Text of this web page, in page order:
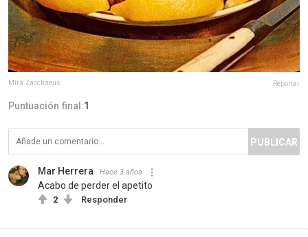
Mira Zacchaeus Reportar
Puntuación final:1
PUBLICAR
Mar Herrera Hace 3 años
Acabo de perder el apetito
2 Responder